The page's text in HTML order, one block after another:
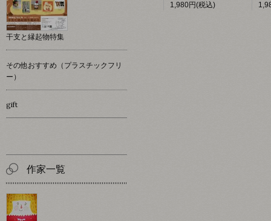
1,980円(税込)
干支と縁起物特集
その他おすすめ（プラスチックフリ
ー）
gift
作家一覧